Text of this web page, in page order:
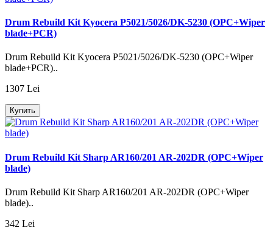
Drum Rebuild Kit Kyocera P5021/5026/DK-5230 (OPC+Wiper
blade+PCR)
Drum Rebuild Kit Kyocera P5021/5026/DK-5230 (OPC+Wiper
blade+PCR)..
1307 Lei
Купить
Drum Rebuild Kit Sharp AR160/201 AR-202DR (OPC+Wiper
blade)
Drum Rebuild Kit Sharp AR160/201 AR-202DR (OPC+Wiper
blade)..
342 Lei